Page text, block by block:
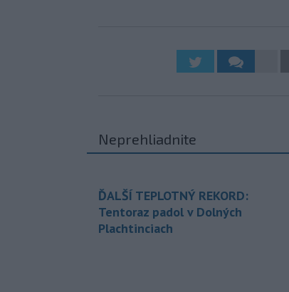
Neprehliadnite
ĎALŠÍ TEPLOTNÝ REKORD:
Tentoraz padol v Dolných
Plachtinciach